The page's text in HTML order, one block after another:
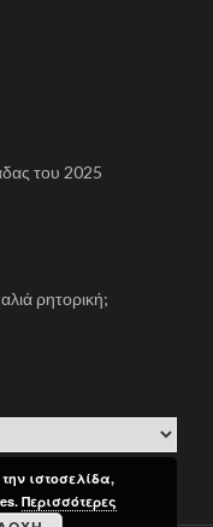
του 2025
ρητορική;
ιστοσελίδα,
Περισσότερες